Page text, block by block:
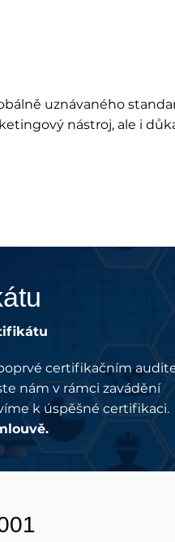
uznávaného
nástroj, ale i
certifikačním
nám v rámci zavádění
k úspěšné certifikaci.